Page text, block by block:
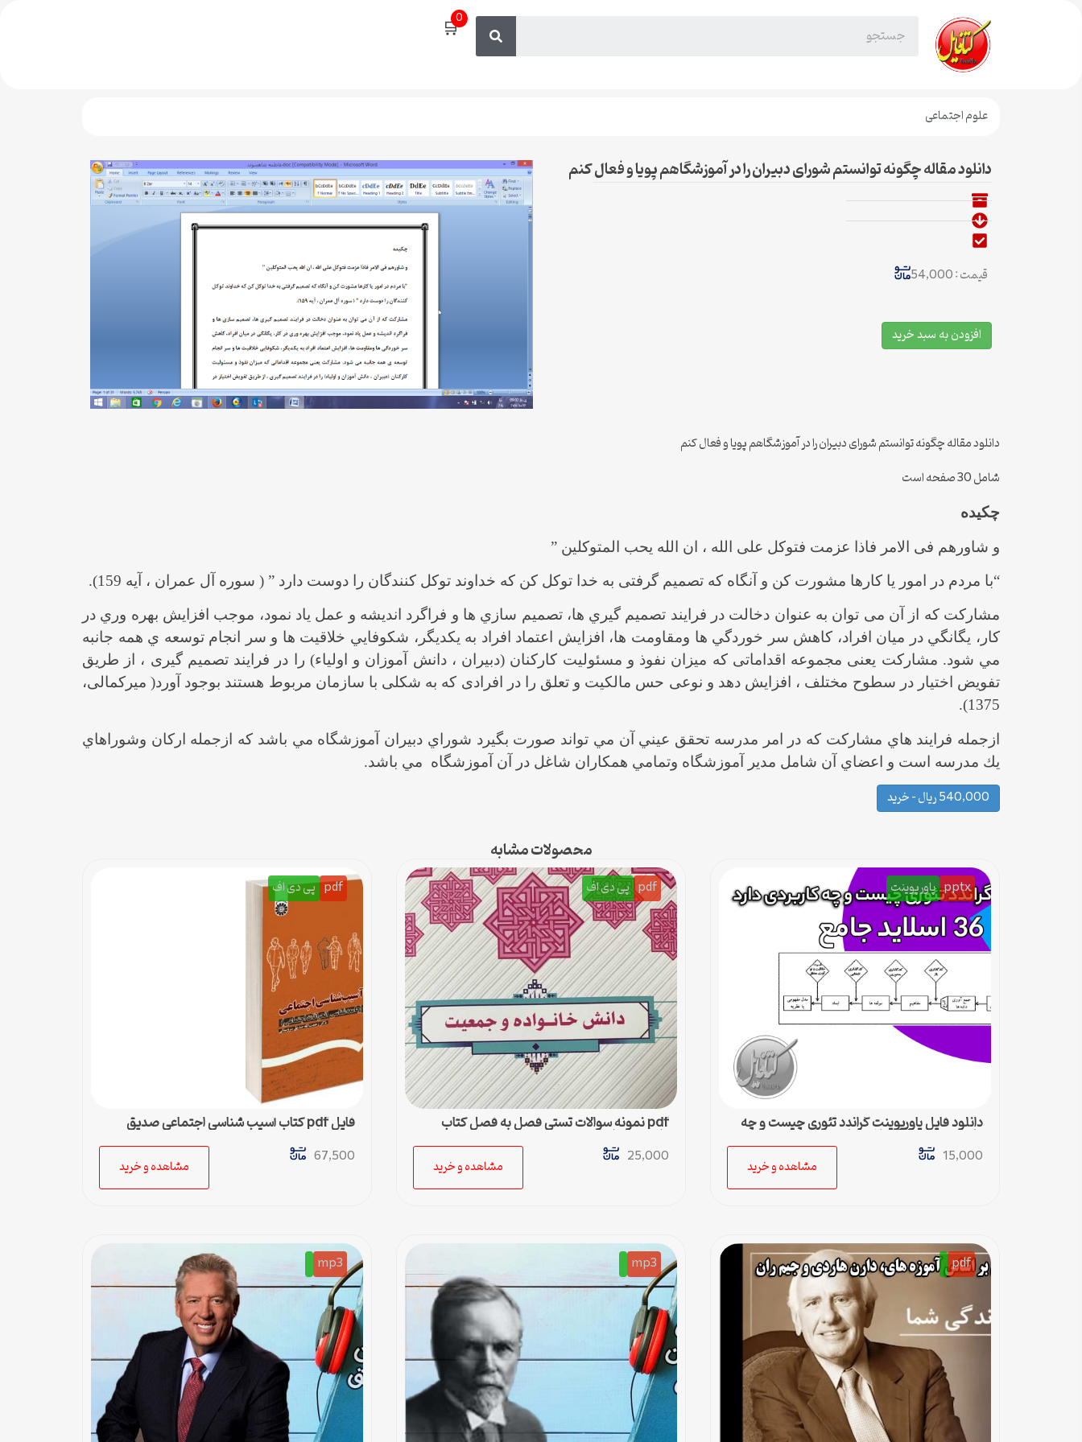
🛒0
علوم اجتماعی
دانلود مقاله چگونه توانستم شورای دبیران را در آموزشگاهم پویا و فعال کنم
قیمت : 54,000
افزودن به سبد خرید
دانلود مقاله چگونه توانستم شورای دبیران را در آموزشگاهم پویا و فعال کنم
شامل 30 صفحه است
چكيده
و شاورهم فی الامر فاذا عزمت فتوکل علی الله ، ان الله یحب المتوکلین ”
“با مردم در امور یا کارها مشورت کن و آنگاه که تصمیم گرفتی به خدا توکل کن که خداوند توکل کنندگان را دوست دارد ” ( سوره آل عمران ، آیه 159).
مشاركت كه از آن می توان به عنوان دخالت در فرايند تصميم گيري ها، تصميم سازي ها و فراگرد انديشه و عمل ياد نمود، موجب افزايش بهره وري در
كار، يگانگي در ميان افراد، كاهش سر خوردگي ها ومقاومت ها، افزايش اعتماد افراد به يكديگر، شكوفايي خلاقيت ها و سر انجام توسعه ي همه جانبه
مي شود. مشارکت یعنی مجموعه اقداماتی که میزان نفوذ و مسئولیت کارکنان (دبيران ، دانش آموزان و اولیاء) را در فرایند تصمیم گیری ، از طریق
تفویض اختیار در سطوح مختلف ، افزایش دهد و نوعی حس مالکیت و تعلق را در افرادی که به شکلی با سازمان مربوط هستند بوجود آورد( میرکمالی،
1375).
ازجمله فرايند هاي مشاركت كه در امر مدرسه تحقق عيني آن مي تواند صورت بگيرد شوراي دبيران آموزشگاه مي باشد كه ازجمله اركان وشوراهاي
يك مدرسه است و اعضاي آن شامل مدير آموزشگاه وتمامي همكاران شاغل در آن آموزشگاه مي باشد.
540,000 ریال – خرید
محصولات مشابه
pptx پاورپوینت
دانلود فایل پاورپوینت گراندد تئوری چیست و چه
کاربردی دارد – 36 اسلاید جامع
15,000
مشاهده و خرید
pdf پی دی اف
pdf نمونه سوالات تستی فصل به فصل کتاب
دانش خانواده و جمعیت
25,000
مشاهده و خرید
pdf پی دی اف
فایل pdf کتاب آسیب شناسی اجتماعی صدیق
سروستانی
67,500
مشاهده و خرید
pdf
mp3
mp3